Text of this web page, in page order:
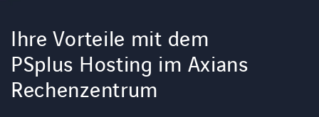
Ihre Vorteile mit dem
PSplus Hosting im Axians
Rechenzentrum